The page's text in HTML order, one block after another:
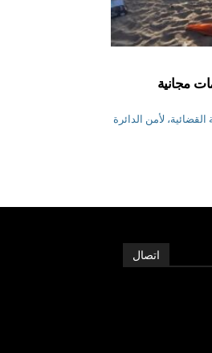
مجانية
القضائية، لأمن الدائرة
اتصال